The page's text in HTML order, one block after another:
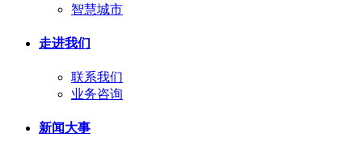
智慧城市
走进我们
联系我们
业务咨询
新闻大事